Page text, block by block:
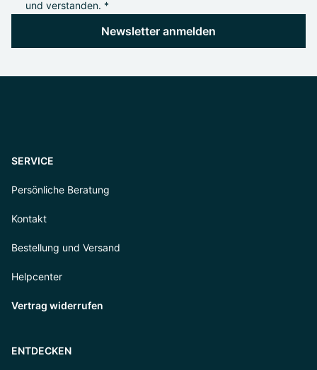
und verstanden. *
Newsletter anmelden
SERVICE
Persönliche Beratung
Kontakt
Bestellung und Versand
Helpcenter
Vertrag widerrufen
ENTDECKEN